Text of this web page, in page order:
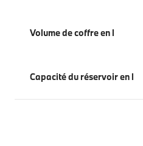
Volume de coffre en l
Capacité du réservoir en l